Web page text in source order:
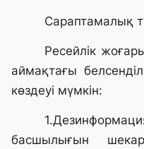
Сараптамалық
Ресейлік
аймақтағы
көздеуі мүмкін:
басшылығын